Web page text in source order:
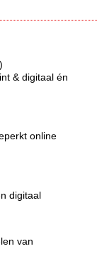
& digitaal én
online
digitaal
van